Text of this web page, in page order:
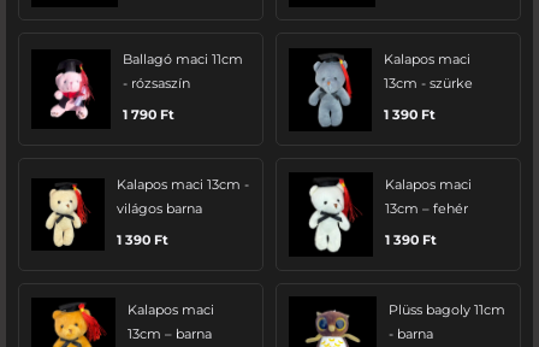
Ballagó maci 11cm
- rózsaszín
1 790 Ft
Kalapos maci
13cm - szürke
1 390 Ft
Kalapos maci 13cm -
világos barna
1 390 Ft
Kalapos maci
13cm – fehér
1 390 Ft
Kalapos maci
13cm – barna
Plüss bagoly 11cm
- barna